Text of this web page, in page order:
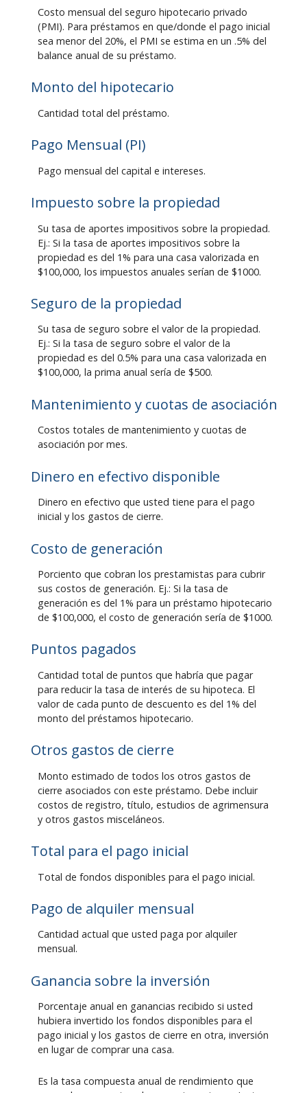
Costo mensual del seguro hipotecario privado
(PMI). Para préstamos en que/donde el pago inicial
sea menor del 20%, el PMI se estima en un .5% del
balance anual de su préstamo.
Monto del hipotecario
Cantidad total del préstamo.
Pago Mensual (PI)
Pago mensual del capital e intereses.
Impuesto sobre la propiedad
Su tasa de aportes impositivos sobre la propiedad.
Ej.: Si la tasa de aportes impositivos sobre la
propiedad es del 1% para una casa valorizada en
$100,000, los impuestos anuales serían de $1000.
Seguro de la propiedad
Su tasa de seguro sobre el valor de la propiedad.
Ej.: Si la tasa de seguro sobre el valor de la
propiedad es del 0.5% para una casa valorizada en
$100,000, la prima anual sería de $500.
Mantenimiento y cuotas de asociación
Costos totales de mantenimiento y cuotas de
asociación por mes.
Dinero en efectivo disponible
Dinero en efectivo que usted tiene para el pago
inicial y los gastos de cierre.
Costo de generación
Porciento que cobran los prestamistas para cubrir
sus costos de generación. Ej.: Si la tasa de
generación es del 1% para un préstamo hipotecario
de $100,000, el costo de generación sería de $1000.
Puntos pagados
Cantidad total de puntos que habría que pagar
para reducir la tasa de interés de su hipoteca. El
valor de cada punto de descuento es del 1% del
monto del préstamos hipotecario.
Otros gastos de cierre
Monto estimado de todos los otros gastos de
cierre asociados con este préstamo. Debe incluir
costos de registro, título, estudios de agrimensura
y otros gastos misceláneos.
Total para el pago inicial
Total de fondos disponibles para el pago inicial.
Pago de alquiler mensual
Cantidad actual que usted paga por alquiler
mensual.
Ganancia sobre la inversión
Porcentaje anual en ganancias recibido si usted
hubiera invertido los fondos disponibles para el
pago inicial y los gastos de cierre en otra, inversión
en lugar de comprar una casa.
Es la tasa compuesta anual de rendimiento que